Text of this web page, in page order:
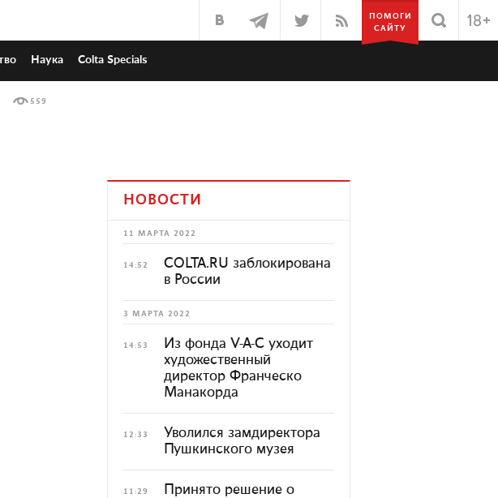
ПОМОГИ
САЙТУ
Наука Colta Specials
559
НОВОСТИ
11 МАРТА 2022
14:52
COLTA.RU заблокирована
в России
3 МАРТА 2022
14:53
Из фонда V-A-C уходит
художественный
директор Франческо
Манакорда
12:33
Уволился замдиректора
Пушкинского музея
11:29
Принято решение о